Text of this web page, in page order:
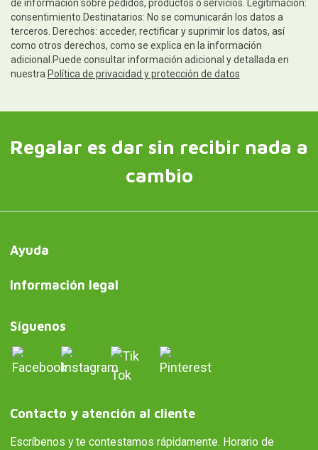
de información sobre pedidos, productos o servicios. Legitimación:
consentimiento.Destinatarios: No se comunicarán los datos a
terceros. Derechos: acceder, rectificar y suprimir los datos, así
como otros derechos, como se explica en la información
adicional.Puede consultar información adicional y detallada en
nuestra Política de privacidad y protección de datos
Regalar es dar sin recibir nada a
cambio
Ayuda
Información legal
Síguenos
Contacto y atención al cliente
Escríbenos y te contestamos rápidamente. Horario de